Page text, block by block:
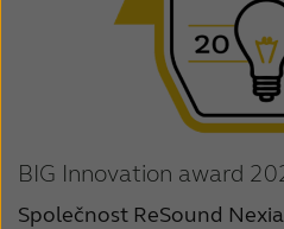
BIG Innovation award
Společnost ReSound